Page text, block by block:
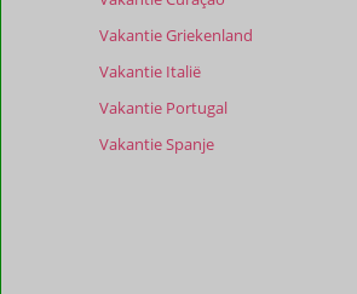
te
garanderen.
info
over
Vakantie Griekenland
Vakantie Italië
Vakantie Portugal
Vakantie Spanje